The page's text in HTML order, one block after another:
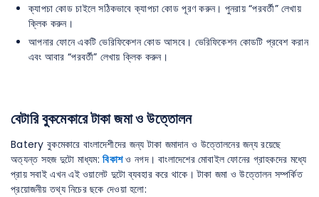
ক্যাপচা কোড চাইলে সঠিকভাবে ক্যাপচা কোড পূরণ করুন। পুনরায় “পরবর্তী” লেখায়
ক্লিক করুন।
আপনার ফোনে একটি ভেরিফিকেশন কোড আসবে। ভেরিফিকেশন কোডটি প্রবেশ করান
এবং আবার “পরবর্তী” লেখায় ক্লিক করুন।
বেটারি বুকমেকারে টাকা জমা ও উত্তোলন
Batery বুকমেকারে বাংলাদেশীদের জন্য টাকা জমাদান ও উত্তোলনের জন্য রয়েছে
অত্যন্ত সহজ দুটো মাধ্যম:বিকাশও নগদ। বাংলাদেশের মোবাইল ফোনের গ্রাহকদের মধ্যে
প্রায় সবাই এখন এই ওয়ালেট দুটো ব্যবহার করে থাকে। টাকা জমা ও উত্তোলন সম্পর্কিত
প্রয়োজনীয় তথ্য নিচের ছকে দেওয়া হলো: